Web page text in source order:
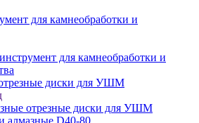
для камнеобработки и
для камнеобработки и
диски для УШМ
отрезные диски для УШМ
алмазные D40-80